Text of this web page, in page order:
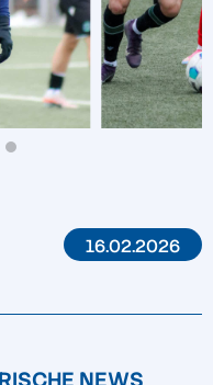
16.02.2026